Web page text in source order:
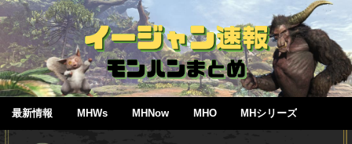
最新情報 MHWs MHNow MHO MHシリーズ